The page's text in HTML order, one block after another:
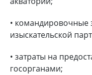
• командировочные
изыскательской
• затраты на
госорганами;